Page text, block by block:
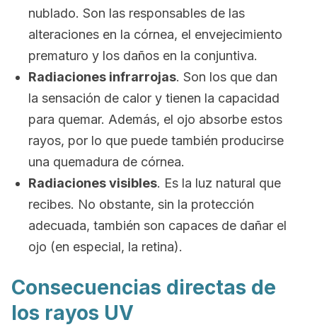
nublado. Son las responsables de las
alteraciones en la córnea, el envejecimiento
prematuro y los daños en la conjuntiva.
Radiaciones infrarrojas. Son los que dan
la sensación de calor y tienen la capacidad
para quemar. Además, el ojo absorbe estos
rayos, por lo que puede también producirse
una quemadura de córnea.
Radiaciones visibles. Es la luz natural que
recibes. No obstante, sin la protección
adecuada, también son capaces de dañar el
ojo (en especial, la retina).
Consecuencias directas de
los rayos UV